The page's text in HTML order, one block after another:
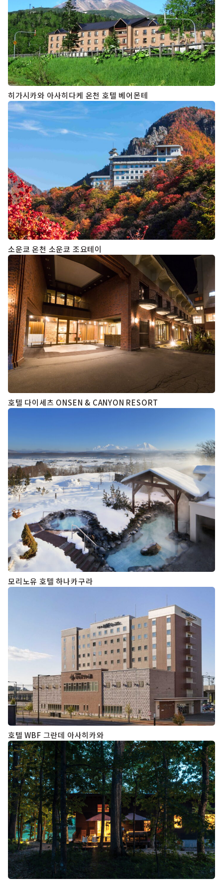
히가시카와 아사히다케 온천 호텔 베어몬테
소운쿄 온천 소운쿄 조요테이
호텔 다이세츠 ONSEN & CANYON RESORT
모리노유 호텔 하나카구라
호텔 WBF 그란데 아사히카와